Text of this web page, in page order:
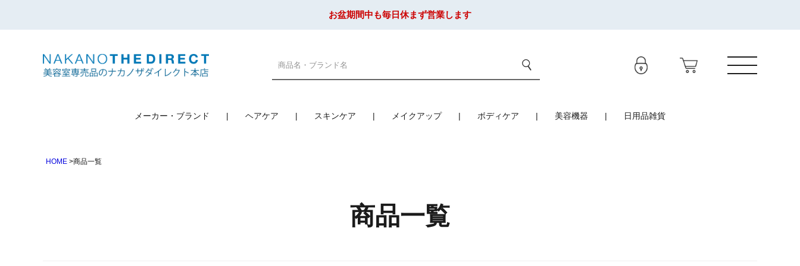
お盆期間中も毎日休まず営業します
メーカー・ブランド ヘアケア スキンケア メイクアップ ボディケア 美容機器 日用品雑貨
HOME 商品一覧
商品一覧